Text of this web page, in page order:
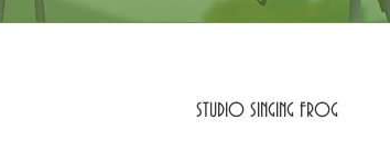
STUDIO SINGING FROG